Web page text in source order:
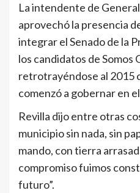
La intendente de
aprovechó la presencia
integrar el Senado de la
los candidatos de Somos
retrotrayéndose al 2015
comenzó a gobernar en
Revilla dijo entre otras
municipio sin nada, sin
mando, con tierra
compromiso fuimos
futuro”.